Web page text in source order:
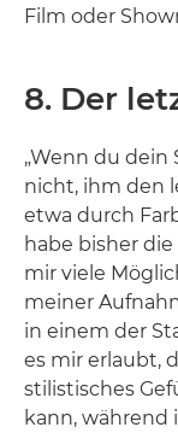
Film oder
8. Der
„Wenn du dein
nicht, ihm den
etwa durch
habe bisher die
mir viele
meiner
in einem der
es mir erlaubt,
stilistisches
kann, während